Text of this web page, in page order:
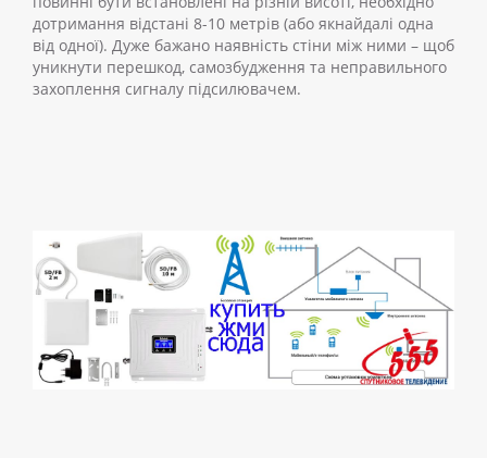
дотримання відстані 8-10 метрів (або якнайдалі одна
від одної). Дуже бажано наявність стіни між ними – щоб
уникнути перешкод, самозбудження та неправильного
захоплення сигналу підсилювачем.